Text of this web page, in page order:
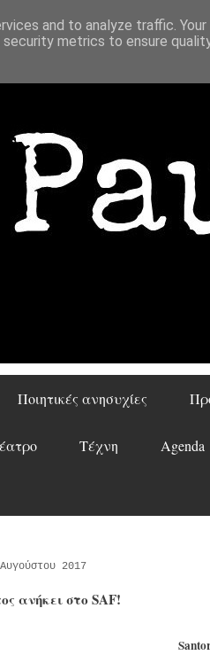
Ποιητικές ανησυχίες
Τέχνη Agenda
2017
ανήκει στο SAF!
and to analyze traffic.
metrics to ensure